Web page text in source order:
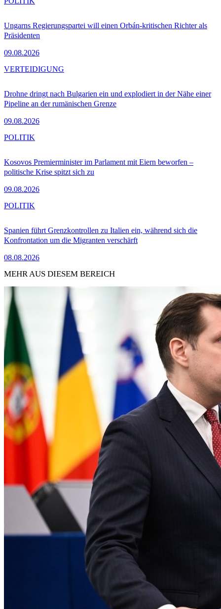
Ungarns Regierungspartei will einen Orbán-kritischen Richter als
Präsidenten
09.08.2026
Drohne dringt nach Bulgarien ein und explodiert in der Nähe einer
Pipeline an der rumänischen Grenze
09.08.2026
VERTEIDIGUNG
Kosovos Premierminister im Parlament mit Eiern beworfen –
politische Krise spitzt sich zu
09.08.2026
POLITIK
Spanien führt Grenzkontrollen zu Italien ein, während sich die
Konfrontation um die Migranten verschärft
08.08.2026
POLITIK
MEHR AUS DIESEM BEREICH